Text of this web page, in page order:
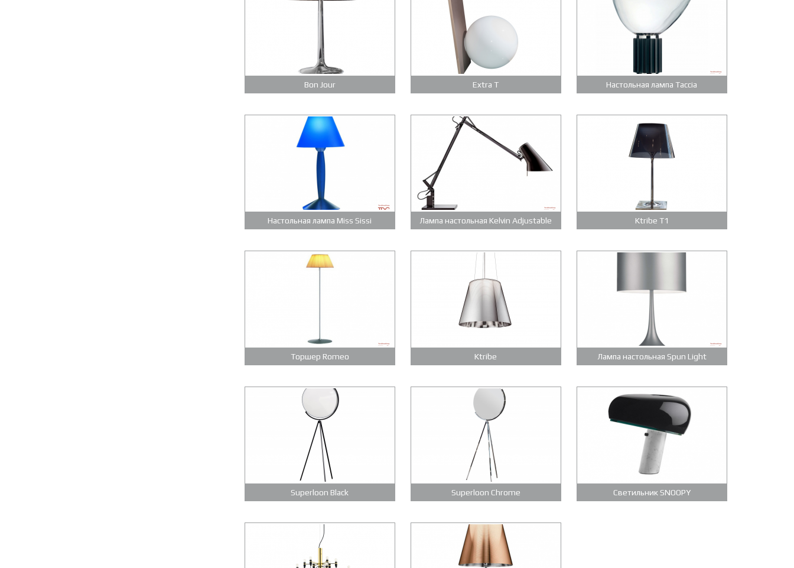
Bon Jour Extra T Настольная лампа Taccia
Настольная лампа Miss Sissi Лампа настольная Kelvin Adjustable Ktribe T1
Торшер Romeo Ktribe Лампа настольная Spun Light
Superloon Black Superloon Chrome Светильник SNOOPY